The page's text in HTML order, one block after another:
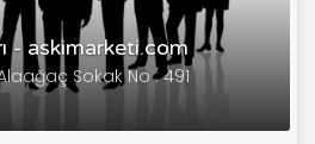
- askimarketi.com
Sokak No : 491